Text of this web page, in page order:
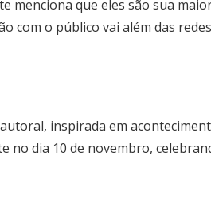
menciona que eles são sua
com o público vai além das
inspirada em
no dia 10 de novembro,